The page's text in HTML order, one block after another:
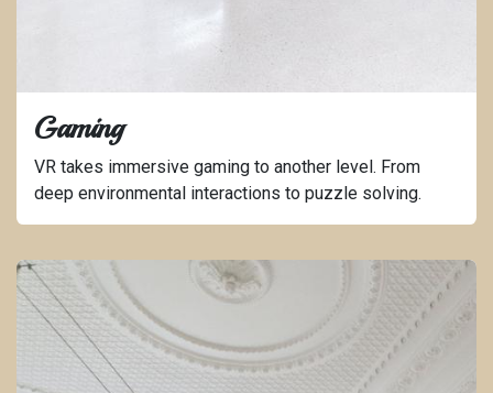
Gaming
VR takes immersive gaming to another level. From
deep environmental interactions to puzzle solving.